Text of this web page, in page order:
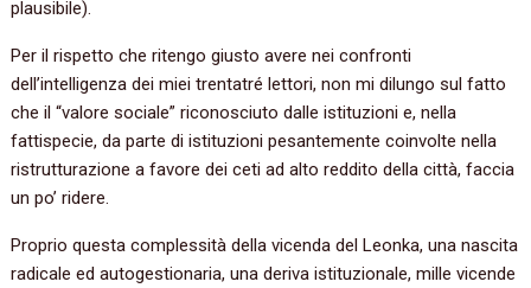
plausibile).
Per il rispetto che ritengo giusto avere nei confronti
dell’intelligenza dei miei trentatré lettori, non mi dilungo sul fatto
che il “valore sociale” riconosciuto dalle istituzioni e, nella
fattispecie, da parte di istituzioni pesantemente coinvolte nella
ristrutturazione a favore dei ceti ad alto reddito della città, faccia
un po’ ridere.
Proprio questa complessità della vicenda del Leonka, una nascita
radicale ed autogestionaria, una deriva istituzionale, mille vicende